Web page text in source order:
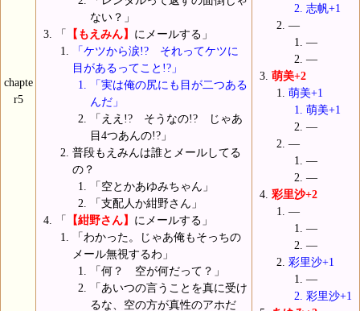
chapte
r5
ない？」
「 【もえみん】 にメールする」
「ケツから涙!? それってケツに
目があるってこと!?」
「実は俺の尻にも目が二つある
んだ」
「ええ!? そうなの!? じゃあ
目4つあんの!?」
普段もえみんは誰とメールしてる
の？
「空とかあゆみちゃん」
「支配人か紺野さん」
「 【紺野さん】 にメールする」
「わかった。じゃあ俺もそっちの
メール無視するわ」
「何？ 空が何だって？」
「あいつの言うことを真に受け
るな、空の方が真性のアホだ
志帆+1
―
―
―
萌美+2
萌美+1
萌美+1
―
―
―
―
彩里沙+2
―
―
―
彩里沙+1
―
彩里沙+1